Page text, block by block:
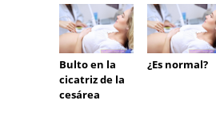
Bulto en la
cicatriz de la
cesárea
¿Es normal?